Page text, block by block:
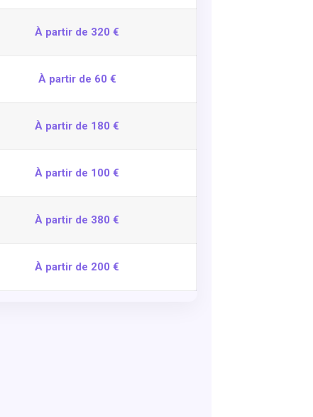
À partir de 320 €
À partir de 60 €
À partir de 180 €
À partir de 100 €
À partir de 380 €
À partir de 200 €